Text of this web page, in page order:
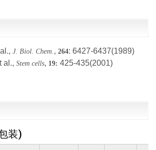
J. Biol. Chem. , 264: 6427-6437(1989)
al., Stem cells, 19: 425-435(2001)
装)